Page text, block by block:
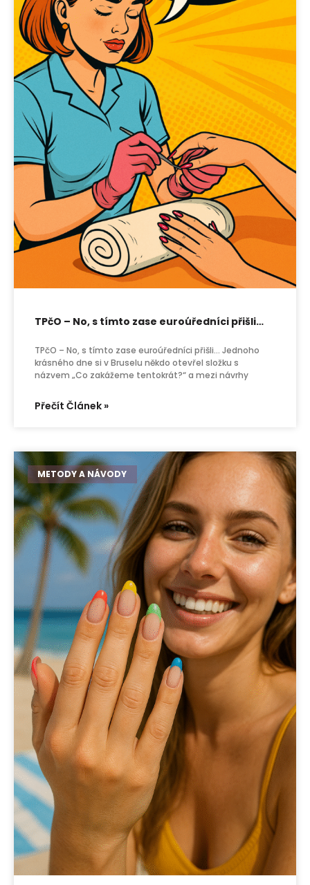
TPčO – No, s tímto zase euroúředníci přišli…
TPčO – No, s tímto zase euroúředníci přišli… Jednoho
krásného dne si v Bruselu někdo otevřel složku s
názvem „Co zakážeme tentokrát?“ a mezi návrhy
Přečít Článek »
METODY A NÁVODY